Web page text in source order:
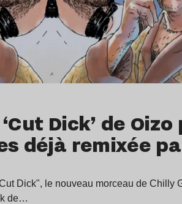
Dick’ de Oizo
déjà remixée
Dick", le nouveau morceau de Chilly
de…